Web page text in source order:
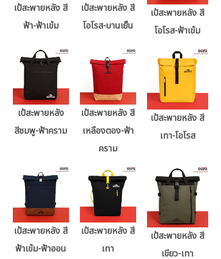
เป้สะพายหลัง สี
ฟ้า-ฟ้าเข้ม
เป้สะพายหลัง สี
โอโรส-บานเย็น
เป้สะพายหลัง สี
โอโรส-ฟ้าเข้ม
เป้สะพายหลัง
สีชมพู-ฟ้าคราม
เป้สะพายหลัง สี
เหลืองตอง-ฟ้า
คราม
เป้สะพายหลัง สี
เทา-โอโรส
เป้สะพายหลัง สี
ฟ้าเข้ม-ฟ้าออน
เป้สะพายหลัง สี
เทา
เป้สะพายหลัง สี
เขียว-เทา